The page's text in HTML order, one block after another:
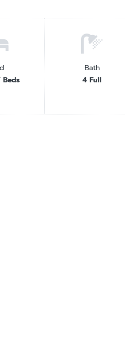
Bath
4 Full